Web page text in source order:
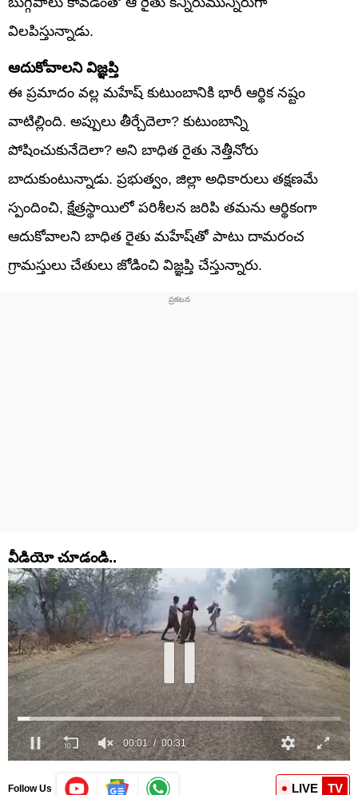
విలపిస్తున్నాడు.
ఆదుకోవాలని విజ్ఞప్తి
ఈ ప్రమాదం వల్ల మహేష్ కుటుంబానికి భారీ ఆర్థిక నష్టం
వాటిల్లింది. అప్పులు తీర్చేదెలా? కుటుంబాన్ని
పోషించుకునేదెలా? అని బాధిత రైతు నెత్తీనోరు
బాదుకుంటున్నాడు. ప్రభుత్వం, జిల్లా అధికారులు తక్షణమే
స్పందించి, క్షేత్రస్థాయిలో పరిశీలన జరిపి తమను ఆర్థికంగా
ఆదుకోవాలని బాధిత రైతు మహేష్‌తో పాటు దామరంచ
గ్రామస్తులు చేతులు జోడించి విజ్ఞప్తి చేస్తున్నారు.
వీడియో చూడండి..
Follow Us LIVE TV